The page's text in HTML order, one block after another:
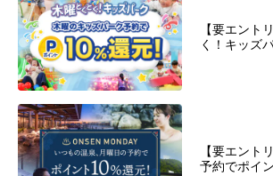
【要エント
く！キッズ
【要エント
予約でポイ